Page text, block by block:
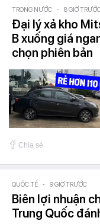
TRONG NƯỚC - 8 GIỜ
Đại lý xả kho
B xuống giá
chọn phiên bản
Chia sẻ
QUỐC TẾ - 9 GIỜ TRƯỚC
Biên lợi nhuận
Trung Quốc